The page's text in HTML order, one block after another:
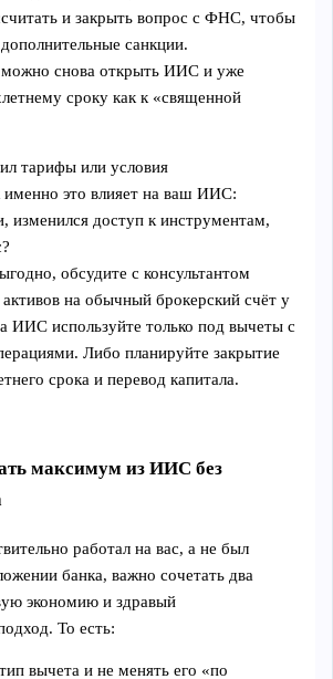
и закрыть вопрос с ФНС, чтобы
санкции.
снова открыть ИИС и уже
сроку как к «священной
тарифы или условия
это влияет на ваш ИИС:
изменился доступ к инструментам,
обсудите с консультантом
активов на обычный брокерский счёт у
ИИС используйте только под вычеты с
Либо планируйте закрытие
срока и перевод капитала.
максимум из ИИС без
работал на вас, а не был
банка, важно сочетать два
экономию и здравый
То есть:
вычета и не менять его «по